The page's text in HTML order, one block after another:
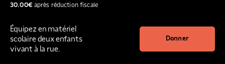
30.00€après réduction fiscale
Équipez en matériel
scolaire deux enfants
vivant à la rue.
Donner